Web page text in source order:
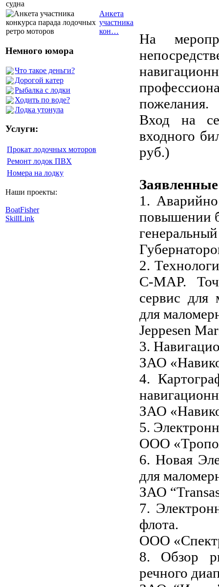
Анкета
участника
кон…
Немного юмора
Что такое деньги?
Дорогой катер
Рыбалка с лодки
Ходить по воде?
Лодка утонула
Услуги:
Прокат лодочных моторов
Ремонт лодок ПВХ
Номера на лодку
Наши проекты:
BoatFisher
SkillLink
На
пожелания.
Вход на
входного
руб.)
1.
повышении
2.
C-MAP.
сервис для
для
Jeppesen
3.
ЗАО
4.
ЗАО
5.
ООО
6. Новая
для
ЗАО
7.
флота.
ООО
8. Обзор
речного